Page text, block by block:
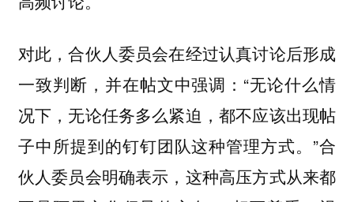
对此，合伙人委员会在经过认真讨论后形成
一致判断，并在帖文中强调：“无论什么情
况下，无论任务多么紧迫，都不应该出现帖
子中所提到的钉钉团队这种管理方式。”合
伙人委员会明确表示，这种高压方式从来都